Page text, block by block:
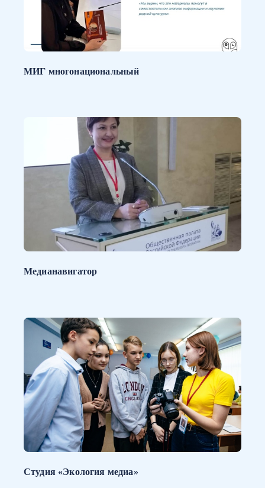
МИГ многонациональный
Медианавигатор
Студия «Экология медиа»